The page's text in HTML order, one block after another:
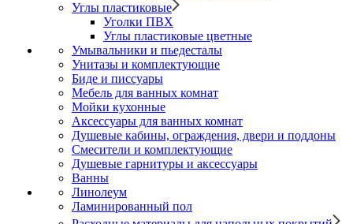
Углы пластиковые
Уголки ПВХ
Углы пластиковые цветные
Умывальники и пьедесталы
Унитазы и комплектующие
Биде и писсуары
Мебель для ванных комнат
Мойки кухонные
Аксессуары для ванных комнат
Душевые кабины, ограждения, двери и поддоны
Смесители и комплектующие
Душевые гарнитуры и аксессуары
Ванны
Линолеум
Ламинированный пол